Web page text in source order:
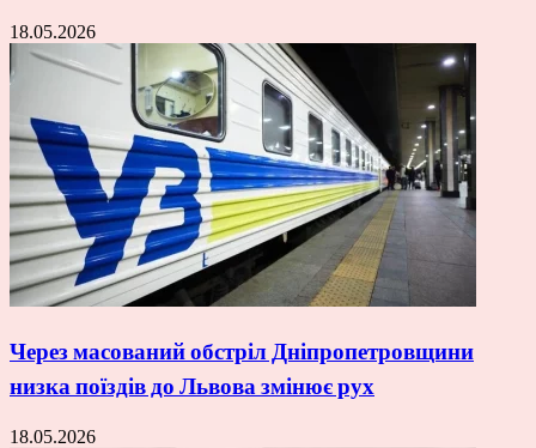
18.05.2026
Через масований обстріл Дніпропетровщини
низка поїздів до Львова змінює рух
18.05.2026